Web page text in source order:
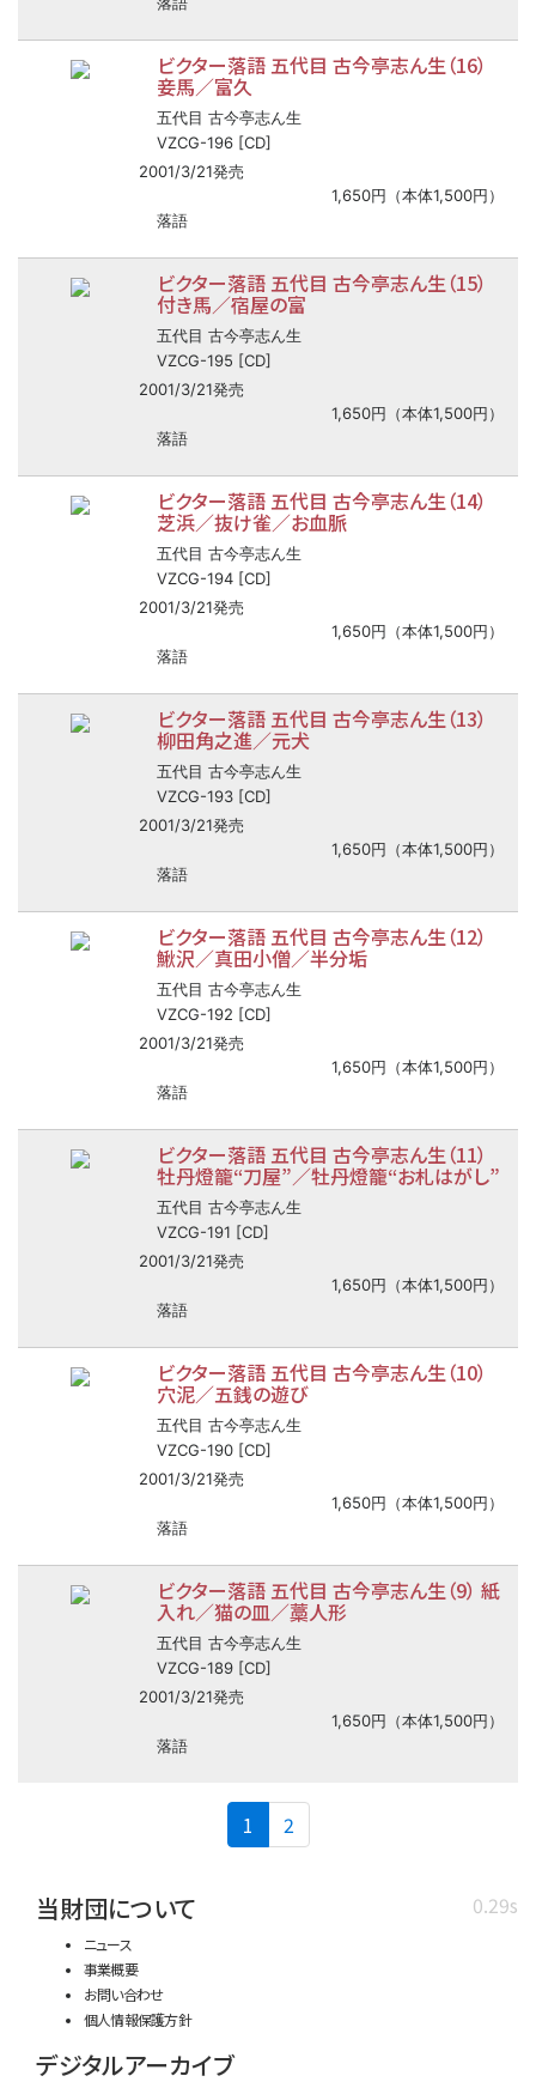
ビクター落語 五代目 古今亭志ん生（16）
妾馬／富久
五代目 古今亭志ん生
VZCG-196 [CD]
2001/3/21発売
1,650円（本体1,500円）
落語
ビクター落語 五代目 古今亭志ん生（15）
付き馬／宿屋の富
五代目 古今亭志ん生
VZCG-195 [CD]
2001/3/21発売
1,650円（本体1,500円）
落語
ビクター落語 五代目 古今亭志ん生（14）
芝浜／抜け雀／お血脈
五代目 古今亭志ん生
VZCG-194 [CD]
2001/3/21発売
1,650円（本体1,500円）
落語
ビクター落語 五代目 古今亭志ん生（13）
柳田角之進／元犬
五代目 古今亭志ん生
VZCG-193 [CD]
2001/3/21発売
1,650円（本体1,500円）
落語
ビクター落語 五代目 古今亭志ん生（12）
鰍沢／真田小僧／半分垢
五代目 古今亭志ん生
VZCG-192 [CD]
2001/3/21発売
1,650円（本体1,500円）
落語
ビクター落語 五代目 古今亭志ん生（11）
牡丹燈籠“刀屋”／牡丹燈籠“お札はがし”
五代目 古今亭志ん生
VZCG-191 [CD]
2001/3/21発売
1,650円（本体1,500円）
落語
ビクター落語 五代目 古今亭志ん生（10）
穴泥／五銭の遊び
五代目 古今亭志ん生
VZCG-190 [CD]
2001/3/21発売
1,650円（本体1,500円）
落語
ビクター落語 五代目 古今亭志ん生（9） 紙
入れ／猫の皿／藁人形
五代目 古今亭志ん生
VZCG-189 [CD]
2001/3/21発売
1,650円（本体1,500円）
落語
1 (current)
2
0.29s
当財団について
ニュース
事業概要
お問い合わせ
個人情報保護方針
デジタルアーカイブ